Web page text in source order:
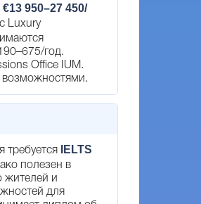
€13 950–27 450/
Luxury
год.
Office IUM.
возможностями.
требуется
IELTS
полезен в
жителей и
для